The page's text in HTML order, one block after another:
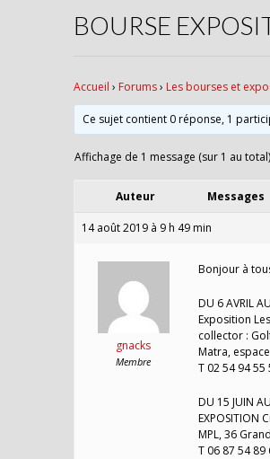
BOURSE
Accueil › Forums› Les bourses et
Ce sujet contient 0 réponse, 1
Affichage de 1 message (sur 1 au total)
Auteur Messages
14 août 2019 à 9 h 49 min
gnacks
Membre
Bonjour à
DU 6 AVRIL
Exposition
collector :
Matra,
T 02 54 94
DU 15 JUIN
EXPOSITION
MPL, 36
T 06 87 54